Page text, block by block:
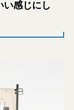
い感じにし